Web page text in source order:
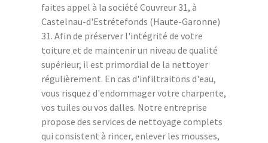
faites appel à la société Couvreur 31, à
Castelnau-d'Estrétefonds (Haute-Garonne)
31. Afin de préserver l'intégrité de votre
toiture et de maintenir un niveau de qualité
supérieur, il est primordial de la nettoyer
régulièrement. En cas d'infiltraitons d'eau,
vous risquez d'endommager votre charpente,
vos tuiles ou vos dalles. Notre entreprise
propose des services de nettoyage complets
qui consistent à rincer, enlever les mousses,